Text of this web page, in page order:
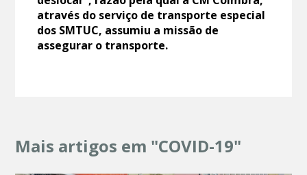
através do serviço de transporte especial
dos SMTUC, assumiu a missão de
assegurar o transporte.
Mais artigos em "COVID-19"